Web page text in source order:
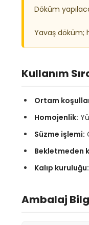
Döküm
Yavaş döküm;
Kullanım
Ortam
Homojenlik:
Süzme işlemi:
Bekletmeden
Kalıp kuruluğu:
Ambalaj